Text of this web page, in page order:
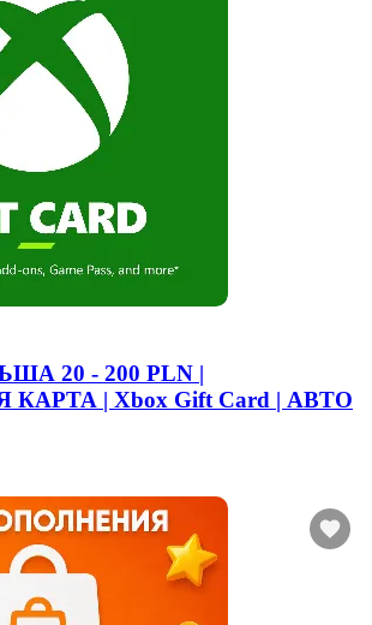
20 - 200 PLN |
| Xbox Gift Card | АВТО